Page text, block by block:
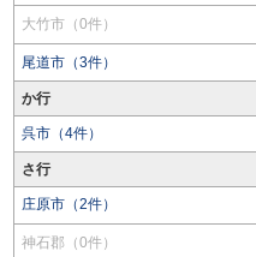
大竹市（0件）
尾道市（3件）
か行
呉市（4件）
さ行
庄原市（2件）
神石郡（0件）